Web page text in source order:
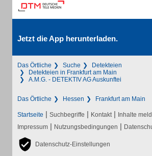
Jetzt die App herunterladen.
Das Örtliche Suche
Detekteien
Detekteien in Frankfurt am Main
A.M.G. - DETEKTIV AG Auskunftei
Das Örtliche Hessen Frankfurt am Main
Startseite | Suchbegriffe | Kontakt | Inhalte
Impressum | Nutzungsbedingungen |
Datenschutz-Einstellungen